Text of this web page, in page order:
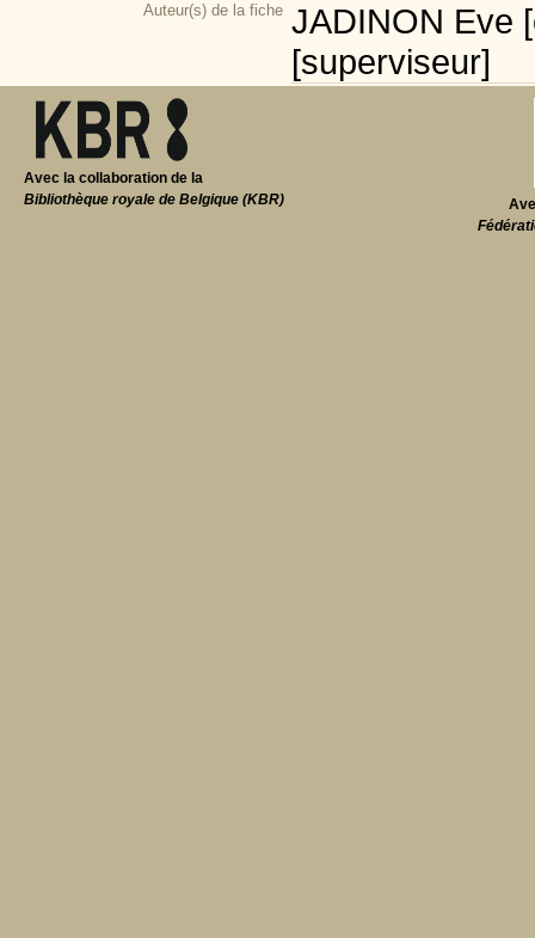
Auteur(s) de la fiche JADINON Eve
[superviseur]
Avec la collaboration de la
Bibliothèque royale de Belgique (KBR)